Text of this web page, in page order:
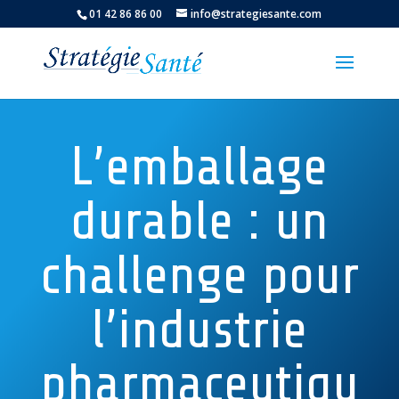
01 42 86 86 00 info@strategiesante.com
L’emballage
durable : un
challenge pour
l’industrie
pharmaceutiqu